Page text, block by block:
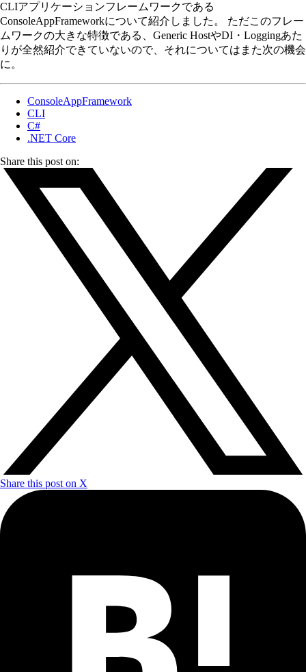
CLIアプリケーションフレームワークである
ConsoleAppFrameworkについて紹介しました。 ただこのフレー
ムワークの大きな特徴である、Generic HostやDI・Loggingあた
りが全然紹介できていないので、それについてはまた次の機会
に。
ConsoleAppFramework
CLI
C#
.NET Core
Share this post on:
Share this post on X